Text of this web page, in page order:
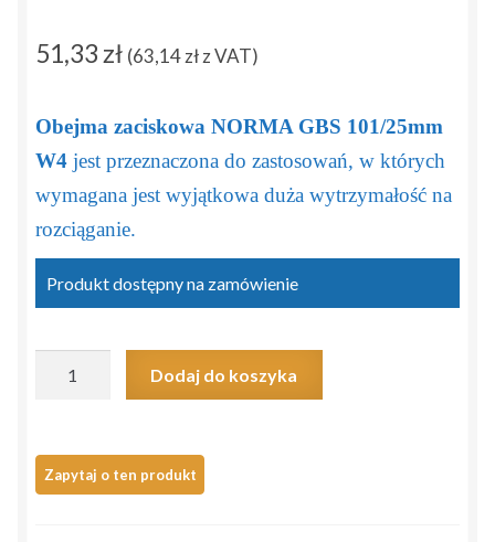
51,33zł (63,14złz VAT)
Obejma zaciskowa NORMA GBS 101/25mm
W4 jest przeznaczona do zastosowań, w których
wymagana jest wyjątkowa duża wytrzymałość na
rozciąganie.
Produkt dostępny na zamówienie
NORMA
101/25
Dodaj do koszyka